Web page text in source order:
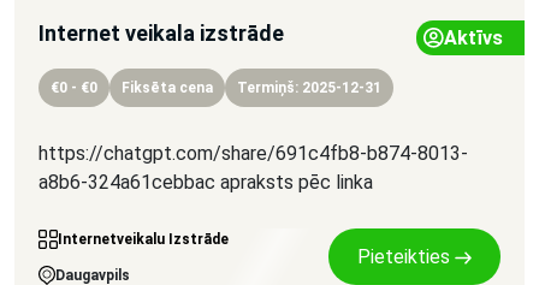
Internet veikala izstrāde Aktīvs
€0 - €0 Fiksēta cena Termiņš: 2025-12-31
https://chatgpt.com/share/691c4fb8-b874-8013-
a8b6-324a61cebbac apraksts pēc linka
Internetveikalu Izstrāde
Daugavpils
Pieteikties